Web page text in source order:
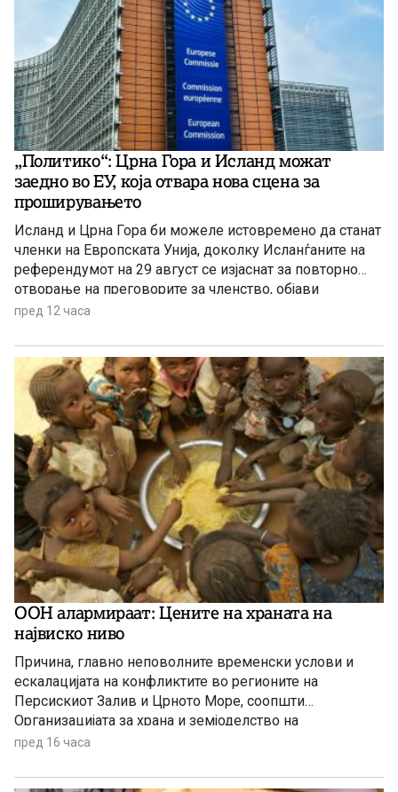
„Политико“: Црна Гора и Исланд можат
заедно во ЕУ, која отвара нова сцена за
проширувањето
Исланд и Црна Гора би можеле истовремено да станат
членки на Европската Унија, доколку Исланѓаните на
референдумот на 29 август се изјаснат за повторно
отворање на преговорите за членство, објави
„Политико“, повикувајќи се на европски претставници
пред 12 часа
ООН алармираат: Цените на храната на
највиско ниво
Причина, главно неповолните временски услови и
ескалацијата на конфликтите во регионите на
Персискиот Залив и Црното Море, соопшти
Организацијата за храна и земјоделство на
Обединетите нации (ФАО).
пред 16 часа